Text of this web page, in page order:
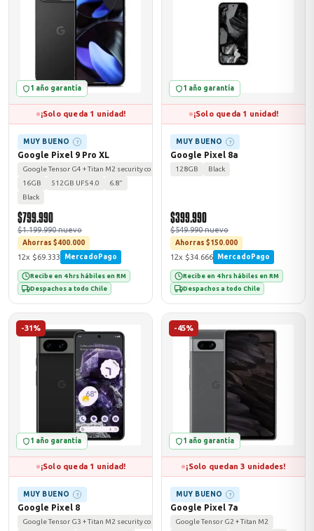
1 año garantía
¡Solo queda 1 unidad!
MUY BUENO ?
Google Pixel 9 Pro XL
Google Tensor G4 + Titan M2 security coprocessor
16GB
512GB UFS 4.0
6.8"
Black
$799.990
$1.199.990 nuevo
Ahorras $400.000
12x $69.333 MercadoPago
Recibe en 4 hrs hábiles en RM
Despachos a todo Chile
1 año garantía
¡Solo queda 1 unidad!
MUY BUENO ?
Google Pixel 8a
128GB Black
$399.990
$549.990 nuevo
Ahorras $150.000
12x $34.666 MercadoPago
Recibe en 4 hrs hábiles en RM
Despachos a todo Chile
-31%
1 año garantía
¡Solo queda 1 unidad!
MUY BUENO ?
Google Pixel 8
Google Tensor G3 + Titan M2 security coprocessor
-45%
1 año garantía
¡Solo quedan 3 unidades!
MUY BUENO ?
Google Pixel 7a
Google Tensor G2 + Titan M2